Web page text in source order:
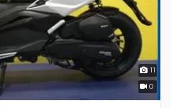
11
0